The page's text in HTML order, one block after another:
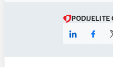
PODIJELITE